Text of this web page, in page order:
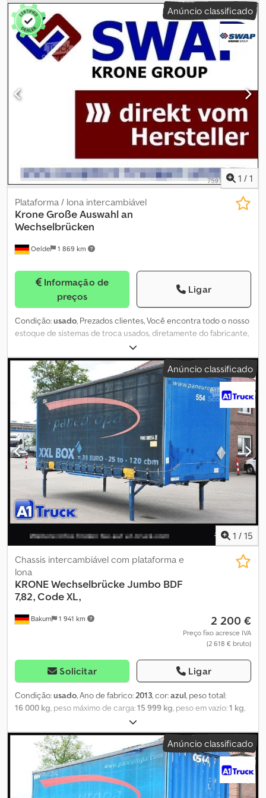
Str. 51 59302 Oelde ☎ 📱 ✉ swapstorebrueggen-gmbh
Crjdpfomn Uc Hox Afmef
Anúncio classificado
1 / 1
Oelde 1 869 km
Plataforma / lona intercambiável
KroneGroße Auswahl an
Wechselbrücken
Informação de
preços
Ligar
Condição:usado, Prezados clientes, Você encontra todo o nosso
estoque de sistemas de troca usados, diretamente do fabricante,
em: Credpfx Ajmn Tptofmjf Mais detalhes mediante contato:
Brüggen Swap-Store Beckumer Str. 51 59302 Oelde
Anúncio classificado
1 / 15
Bakum 1 941 km
Chassis intercambiável com plataforma e
lona
KRONEWechselbrücke Jumbo BDF
7,82, Code XL,
2 200 €
Preço fixo acresce IVA
(2 618 € bruto)
Solicitar Ligar
Condição:usado, Ano de fabrico:2013, cor:azul, peso total:
16 000 kg, peso máximo de carga:15 999 kg, peso em vazio:1 kg,
57 m³
2 480 mm, comprimento do espaço de carga:7 700 mm, altura do
espaço de carga:3 000 mm , primeira matrícula:06/2013,
configuração de eixo:2 eixos, comprimento total:7 700 mm,
cabina do condutor: cabina diurna , classe de emissão: nenhum,
Equipamento:registo de camião , Número de referência para
consultas: 41437 Krone, WP 7.7 N3S-CS * Ano de fabricação: 2013 *
Anúncio classificado